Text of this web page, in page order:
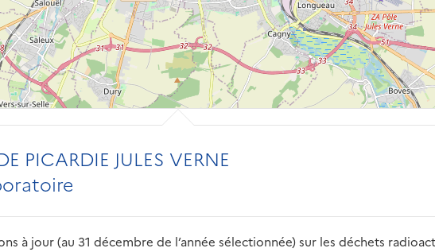
PICARDIE JULES VERNE
à jour (au 31 décembre de l’année sélectionnée) sur les déchets